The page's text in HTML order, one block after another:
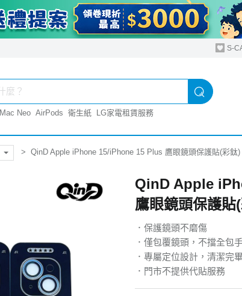
S-
Mac Neo AirPods 衛生紙 LG家電租賃服務
QinD Apple iPhone 15/iPhone 15 Plus 鷹眼鏡頭保護貼(彩鈦)
QinD Apple
鷹眼鏡頭保護貼
．保護鏡頭不磨傷
．僅包覆鏡頭，不擋全包
．專屬定位設計，清潔完
．門市不提供代貼服務